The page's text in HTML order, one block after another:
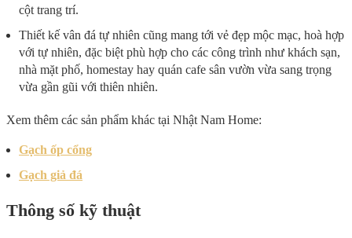
cột trang trí.
Thiết kế vân đá tự nhiên cũng mang tới vẻ đẹp mộc mạc, hoà hợp
với tự nhiên, đặc biệt phù hợp cho các công trình như khách sạn,
nhà mặt phố, homestay hay quán cafe sân vườn vừa sang trọng
vừa gần gũi với thiên nhiên.
Xem thêm các sản phẩm khác tại Nhật Nam Home:
Gạch ốp cổng
Gạch giả đá
Thông số kỹ thuật